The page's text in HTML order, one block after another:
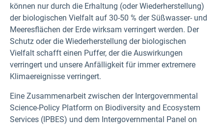
können nur durch die Erhaltung (oder Wiederherstellung)
der biologischen Vielfalt auf 30-50 % der Süßwasser- und
Meeresflächen der Erde wirksam verringert werden. Der
Schutz oder die Wiederherstellung der biologischen
Vielfalt schafft einen Puffer, der die Auswirkungen
verringert und unsere Anfälligkeit für immer extremere
Klimaereignisse verringert.
Eine Zusammenarbeit zwischen der Intergovernmental
Science-Policy Platform on Biodiversity and Ecosystem
Services (IPBES) und dem Intergovernmental Panel on